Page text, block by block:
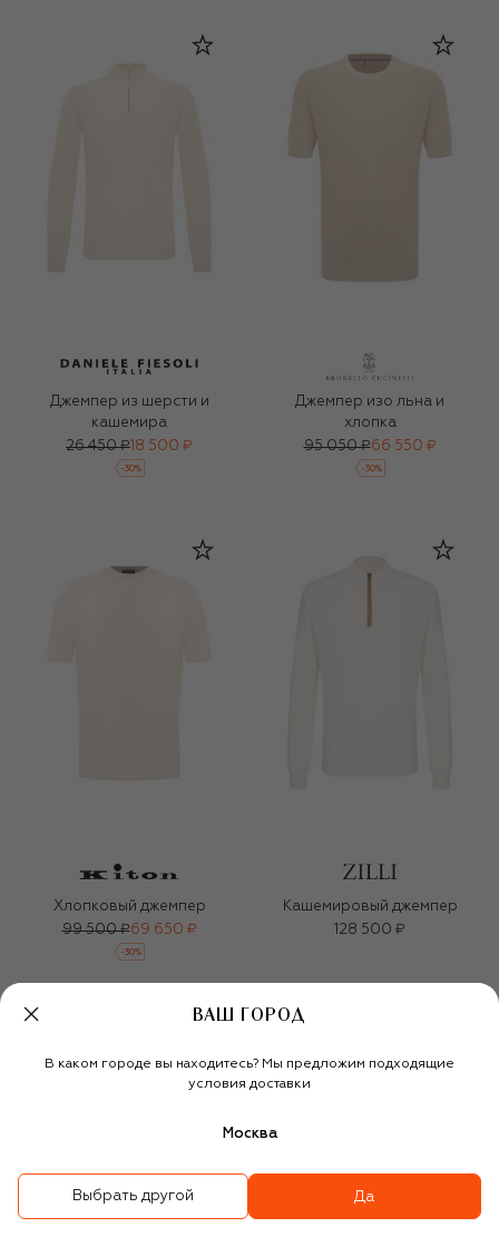
Джемпер из шерсти и
кашемира
26 450 ₽ 18 500 ₽
-30%
Джемпер изо льна и
хлопка
95 050 ₽66 550 ₽
-30%
Хлопковый джемпер
99 500 ₽69 650 ₽
-30%
Кашемировый джемпер
128 500 ₽
ВАШ ГОРОД
В каком городе вы находитесь? Мы предложим подходящие
условия доставки
Москва
Выбрать другой Да